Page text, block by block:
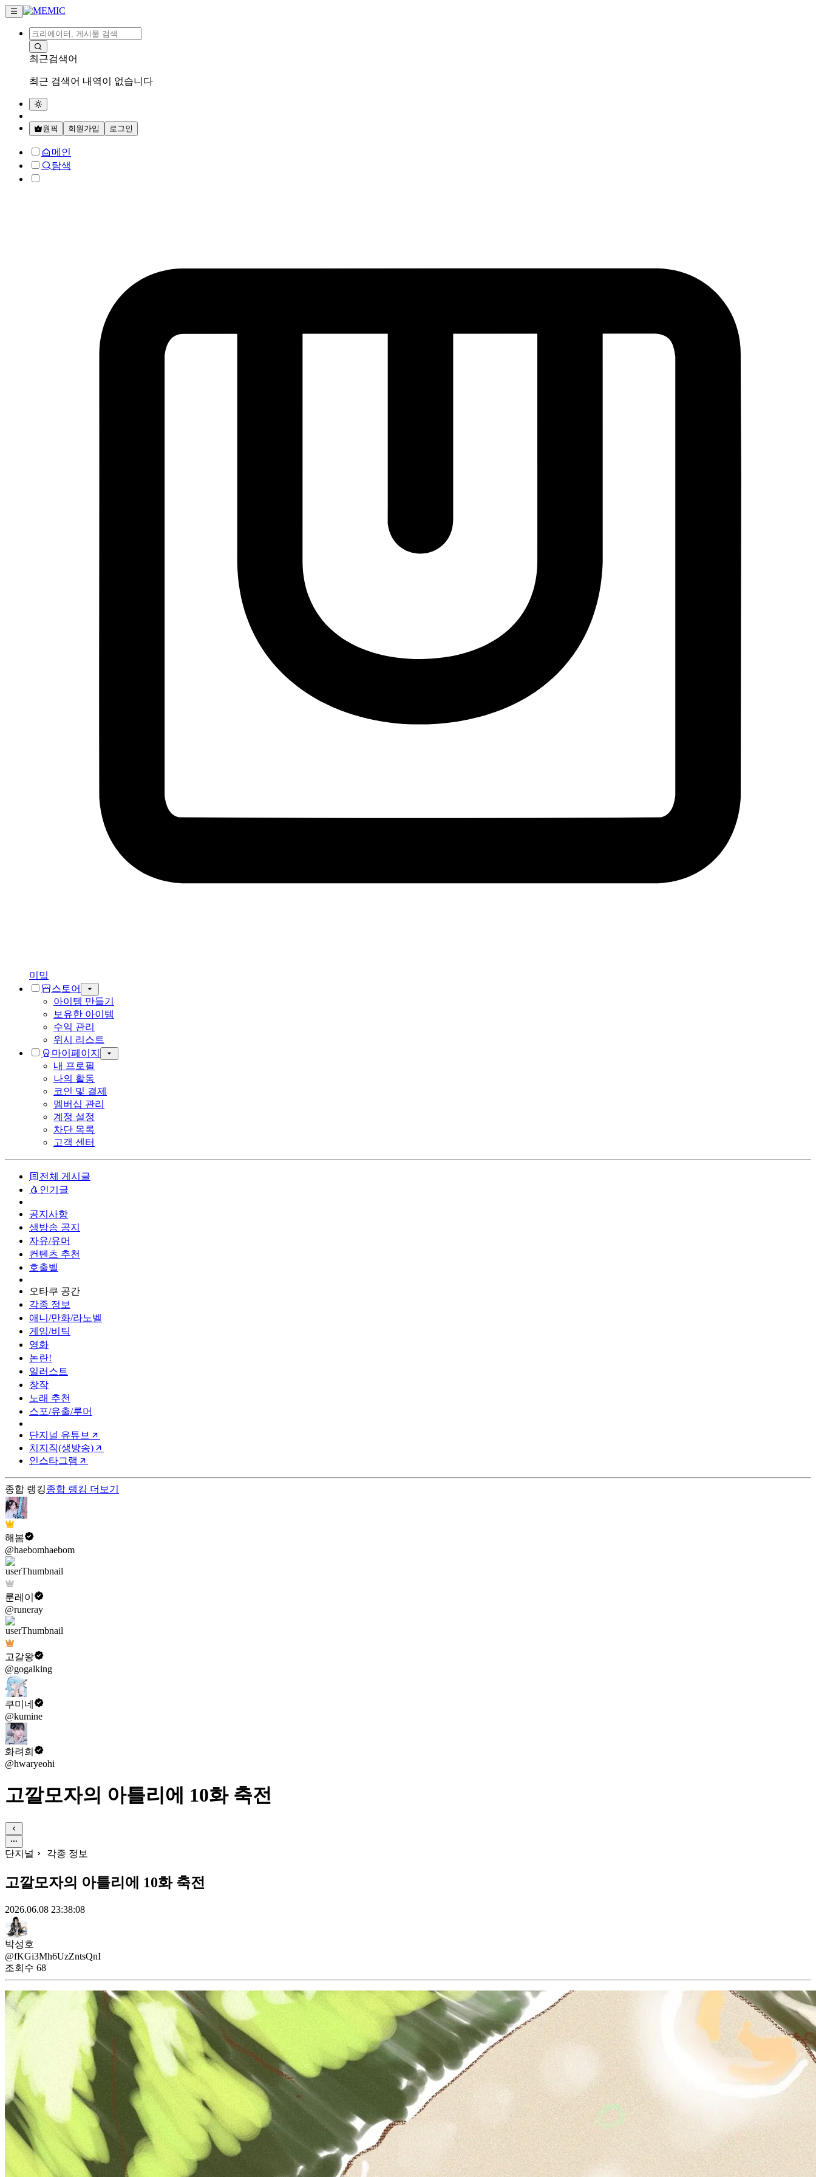
최근검색어
최근 검색어 내역이 없습니다
원픽 회원가입 로그인
메인
탐색
미밐
스토어
아이템 만들기
보유한 아이템
수익 관리
위시 리스트
마이페이지
내 프로필
나의 활동
코인 및 결제
멤버십 관리
계정 설정
차단 목록
고객 센터
전체 게시글
인기글
공지사항
생방송 공지
자유/유머
컨텐츠 추천
호출벨
오타쿠 공간
각종 정보
애니/만화/라노벨
게임/비틱
영화
논란!
일러스트
창작
노래 추천
스포/유출/루머
단지널 유튜브
치지직(생방송)
인스타그램
종합 랭킹종합 랭킹 더보기
해봄
@haebomhaebom
룬레이
@runeray
고갈왕
@gogalking
쿠미네
@kumine
화려희
@hwaryeohi
고깔모자의 아틀리에 10화 축전
단지널 각종 정보
고깔모자의 아틀리에 10화 축전
2026.06.08 23:38:08
박성호
@fKGi3Mh6UzZntsQnI
조회수 68